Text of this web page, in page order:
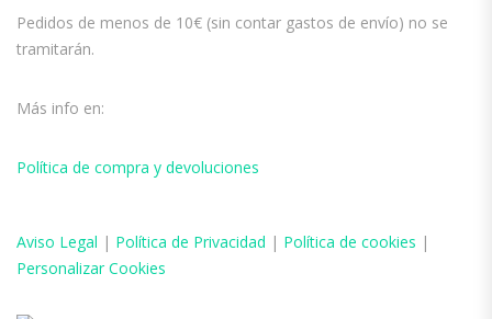
Pedidos de menos de 10€ (sin contar gastos de envío) no se
tramitarán.
Más info en:
Política de compra y devoluciones
Aviso Legal | Política de Privacidad | Política de cookies |
Personalizar Cookies